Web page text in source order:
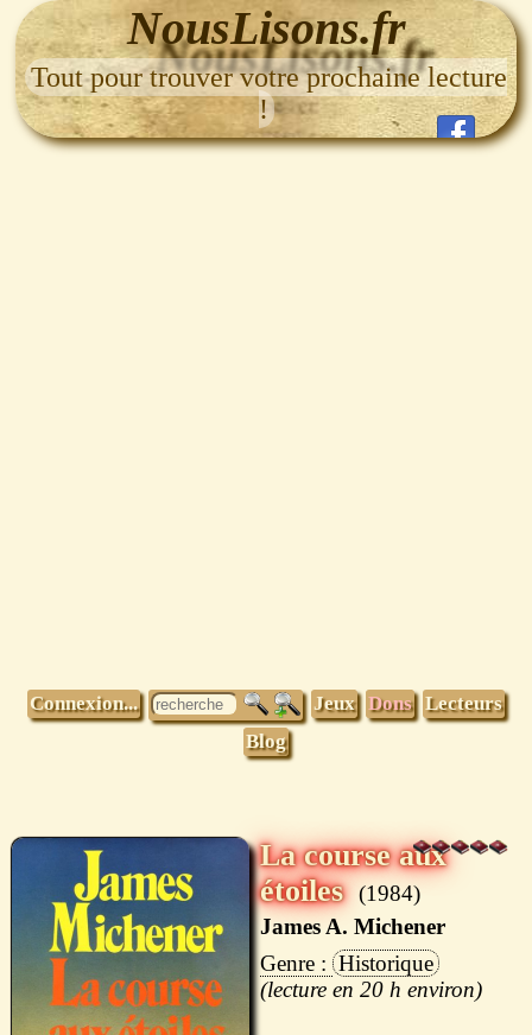
NousLisons.fr
Tout pour trouver votre prochaine lecture
!
Connexion... Jeux Dons Lecteurs
Blog
La course aux
étoiles
1984
James A. Michener
Historique
20 h